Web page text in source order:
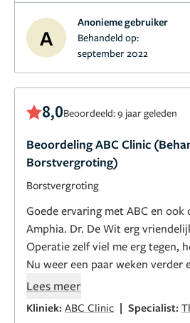
A
Anonieme gebruiker
Behandeld op:
september 2022
8,0Beoordeeld: 9 jaar geleden
Beoordeling ABC Clinic
Borstvergroting)
Borstvergroting
Goede ervaring met ABC en
Amphia. Dr. De Wit erg
Operatie zelf viel me erg tegen,
Nu weer een paar weken verder
met het resultaat!!
Lees meer
Kliniek: ABC Clinic | Specialist: